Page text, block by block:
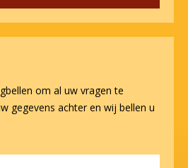
om al uw vragen te
gegevens achter en wij bellen u